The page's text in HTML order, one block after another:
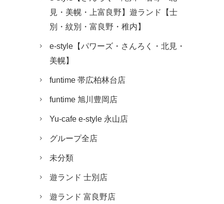
見・美幌・上富良野】遊ランド【士
別・紋別・富良野・稚内】
e-style【パワーズ・さんろく・北見・
美幌】
funtime 帯広柏林台店
funtime 旭川豊岡店
Yu-cafe e-style 永山店
グループ全店
未分類
遊ランド 士別店
遊ランド 富良野店